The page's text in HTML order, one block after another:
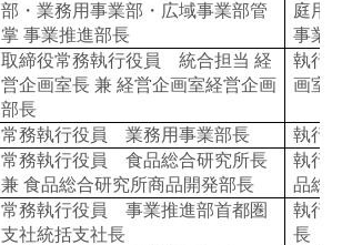
部・業務用事業部・広域事業部管
掌 事業推進部長
庭用
事業
取締役常務執行役員 統合担当 経
営企画室長 兼 経営企画室経営企画
部長
執行
画室
常務執行役員 業務用事業部長
執行
常務執行役員 食品総合研究所長
兼 食品総合研究所商品開発部長
執行
品総
常務執行役員 事業推進部首都圏
支社統括支社長
執行
長